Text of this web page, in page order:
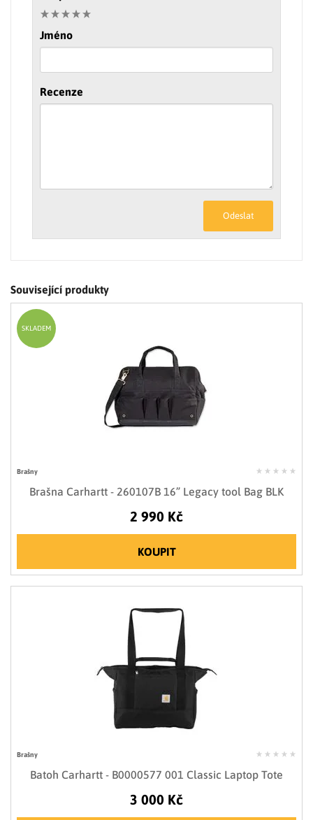
Jméno
Recenze
Odeslat
Související produkty
Brašny
Brašna Carhartt - 260107B 16” Legacy tool Bag BLK
2 990 Kč
KOUPIT
SKLADEM
Brašny
Batoh Carhartt - B0000577 001 Classic Laptop Tote
3 000 Kč